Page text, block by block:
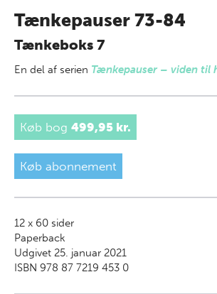
Tænkepauser 73-84
Tænkeboks 7
En del af serien Tænkepauser – viden til
Køb bog 499,95 kr.
Køb abonnement
12 x 60 sider
Paperback
Udgivet 25. januar 2021
ISBN 978 87 7219 453 0